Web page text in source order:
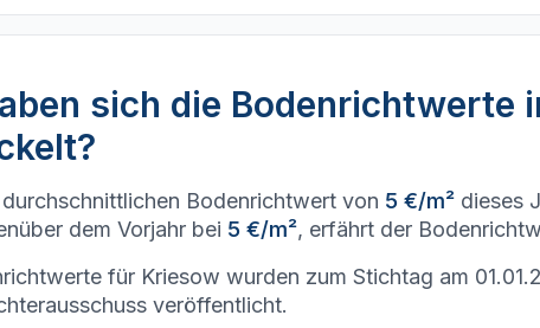
sich die Bodenrichtwerte
Bodenrichtwert von 5 €/m² dieses
dem Vorjahr bei 5 €/m², erfährt der
für Kriesow wurden zum Stichtag am
veröffentlicht.